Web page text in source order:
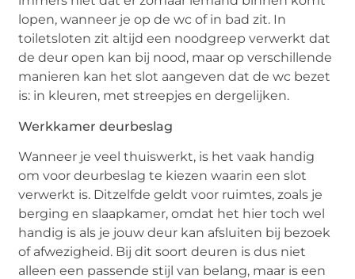
lopen, wanneer je op de wc of in bad zit. In
toiletsloten zit altijd een noodgreep verwerkt dat
de deur open kan bij nood, maar op verschillende
manieren kan het slot aangeven dat de wc bezet
is: in kleuren, met streepjes en dergelijken.
Werkkamer deurbeslag
Wanneer je veel thuiswerkt, is het vaak handig
om voor deurbeslag te kiezen waarin een slot
verwerkt is. Ditzelfde geldt voor ruimtes, zoals je
berging en slaapkamer, omdat het hier toch wel
handig is als je jouw deur kan afsluiten bij bezoek
of afwezigheid. Bij dit soort deuren is dus niet
alleen een passende stijl van belang, maar is een